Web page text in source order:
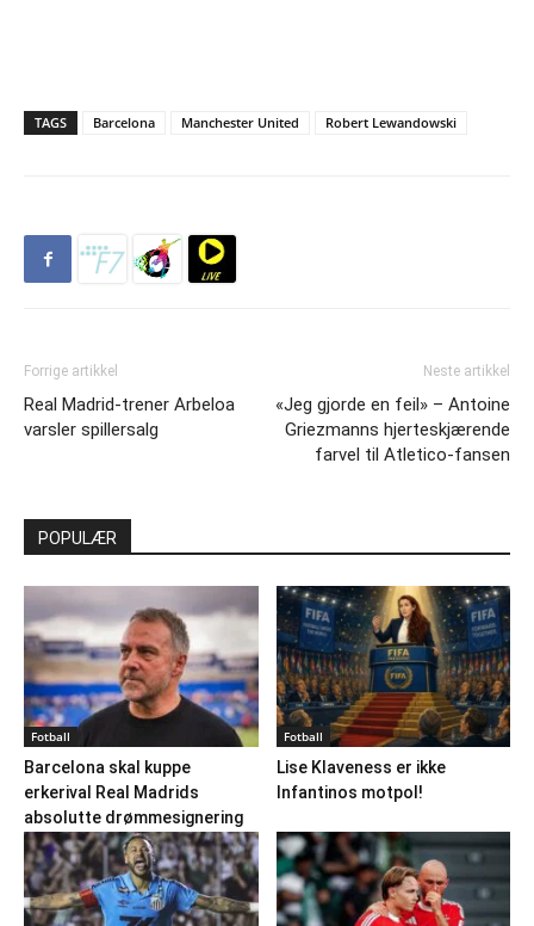
TAGS Barcelona Manchester United Robert Lewandowski
Forrige artikkel
Real Madrid-trener Arbeloa
varsler spillersalg
Neste artikkel
«Jeg gjorde en feil» – Antoine
Griezmanns hjerteskjærende
farvel til Atletico-fansen
POPULÆR
Fotball
Barcelona skal kuppe
erkerival Real Madrids
absolutte drømmesignering
Fotball
Lise Klaveness er ikke
Infantinos motpol!